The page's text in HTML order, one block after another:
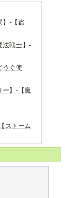
- 【盗
法戦士】-
うぐ使
ー】- 【魔
【ストーム